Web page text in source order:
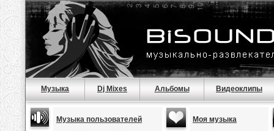
Музыка Dj Mixes Альбомы Видеоклипы
Музыка пользователей Моя музыка